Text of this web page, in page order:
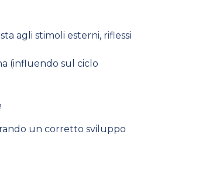
agli stimoli esterni, riflessi
(influendo sul ciclo
un corretto sviluppo